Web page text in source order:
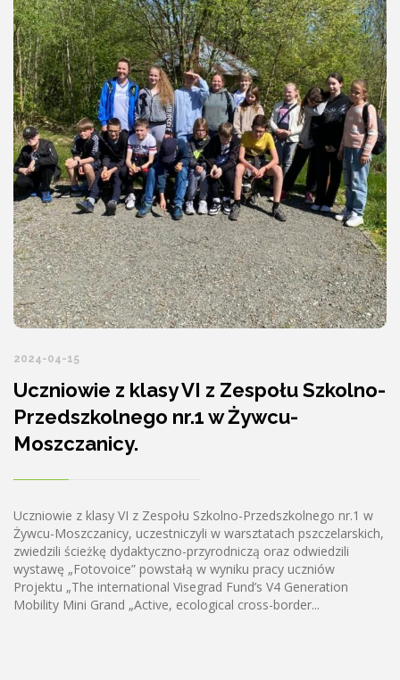
2024-04-15
Uczniowie z klasy VI z Zespołu Szkolno-
Przedszkolnego nr.1 w Żywcu-
Moszczanicy.
Uczniowie z klasy VI z Zespołu Szkolno-Przedszkolnego nr.1 w
Żywcu-Moszczanicy, uczestniczyli w warsztatach pszczelarskich,
zwiedzili ścieżkę dydaktyczno-przyrodniczą oraz odwiedzili
wystawę „Fotovoice” powstałą w wyniku pracy uczniów
Projektu „The international Visegrad Fund’s V4 Generation
Mobility Mini Grand „Active, ecological cross-border...